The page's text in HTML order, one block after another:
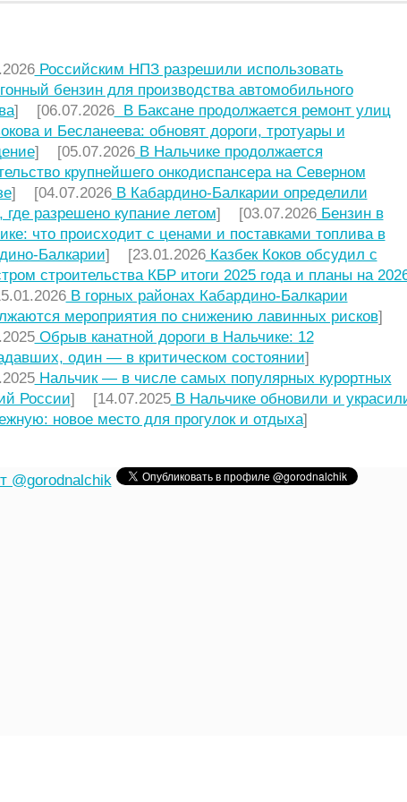
Российским НПЗ разрешили использовать
бензин для производства автомобильного
] [06.07.2026В Баксане продолжается ремонт улиц
и Бесланеева: обновят дороги, тротуары и
] [05.07.2026В Нальчике продолжается
крупнейшего онкодиспансера на Северном
] [04.07.2026В Кабардино-Балкарии определили
где разрешено купание летом] [03.07.2026Бензин в
что происходит с ценами и поставками топлива в
Балкарии] [23.01.2026Казбек Коков обсудил с
строительства КБР итоги 2025 года и планы на
В горных районах Кабардино-Балкарии
мероприятия по снижению лавинных рисков]
Обрыв канатной дороги в Нальчике: 12
один — в критическом состоянии]
Нальчик — в числе самых популярных курортных
России] [14.07.2025В Нальчике обновили и
новое место для прогулок и отдыха]
@gorodnalchik